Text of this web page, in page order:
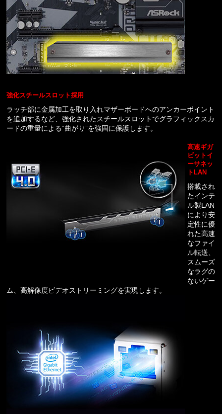
強化スチールスロット採用
ラッチ部に金属加工を取り入れマザーボードへのアンカーポイント
を追加するなど、強化されたスチールスロットでグラフィックスカ
ードの重量による“曲がり”を強固に保護します。
高速ギガ
ビットイ
ーサネッ
トLAN
搭載され
たインテ
ル製LAN
により安
定性に優
れた高速
なファイ
ル転送、
スムーズ
なラグの
ないゲー
ム、高解像度ビデオストリーミングを実現します。